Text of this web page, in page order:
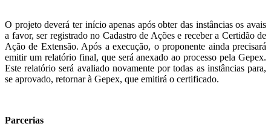
O projeto deverá ter início apenas após obter das instâncias os avais
a favor, ser registrado no Cadastro de Ações e receber a Certidão de
Ação de Extensão. Após a execução, o proponente ainda precisará
emitir um relatório final, que será anexado ao processo pela Gepex.
Este relatório será avaliado novamente por todas as instâncias para,
se aprovado, retornar à Gepex, que emitirá o certificado.
Parcerias